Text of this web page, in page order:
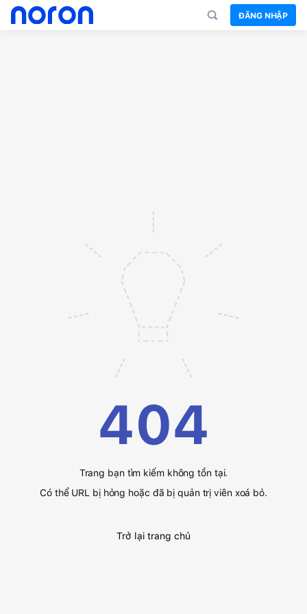
ĐĂNG NHẬP
404
Trang bạn tìm kiếm không tồn tại.
Có thể URL bị hỏng hoặc đã bị quản trị viên xoá bỏ.
Trở lại trang chủ